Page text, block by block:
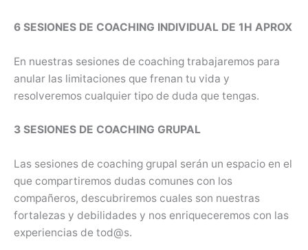
6 SESIONES DE COACHING INDIVIDUAL DE 1H APROX
En nuestras sesiones de coaching trabajaremos para
anular las limitaciones que frenan tu vida y
resolveremos cualquier tipo de duda que tengas.
3 SESIONES DE COACHING GRUPAL
Las sesiones de coaching grupal serán un espacio en el
que compartiremos dudas comunes con los
compañeros, descubriremos cuales son nuestras
fortalezas y debilidades y nos enriqueceremos con las
experiencias de tod@s.